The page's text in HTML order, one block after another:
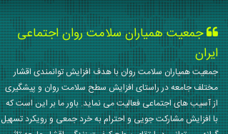
جمعیت همیاران سلامت روان اجتماعی
ایران
جمعیت همیاران سلامت روان با هدف افزایش توانمندی اقشار
مختلف جامعه در راستای افزایش سطح سلامت روان و پیشگیری
از آسیب های اجتماعی فعالیت می نماید. باور ما بر این است که
با افزایش مشارکت جویی و احترام به خرد جمعی و رویکرد تسهیل